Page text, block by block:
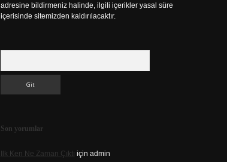
adresine bildirmeniz halinde, ilgili içerikler yasal süre
içerisinde sitemizden kaldırılacaktır.
Son yorumlar
Ilk Ken Ne Zaman Çıktı için admin